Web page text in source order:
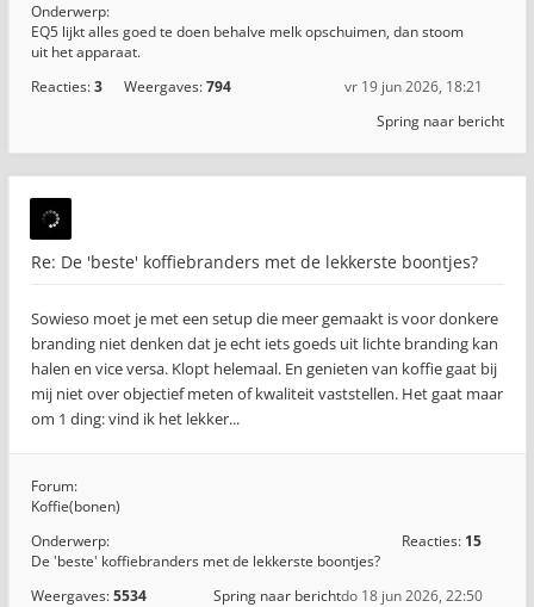
Onderwerp:
EQ5 lijkt alles goed te doen behalve melk opschuimen, dan stoom
uit het apparaat.
Reacties:3 Weergaves:794
vr 19 jun 2026, 18:21
Spring naar bericht
Re: De 'beste' koffiebranders met de lekkerste boontjes?
Sowieso moet je met een setup die meer gemaakt is voor donkere
branding niet denken dat je echt iets goeds uit lichte branding kan
halen en vice versa. Klopt helemaal. En genieten van koffie gaat bij
mij niet over objectief meten of kwaliteit vaststellen. Het gaat maar
om 1 ding: vind ik het lekker...
Forum:
Koffie(bonen)
Onderwerp:
De 'beste' koffiebranders met de lekkerste boontjes?
Reacties: 15
Weergaves:5534 do 18 jun 2026, 22:50
Spring naar bericht